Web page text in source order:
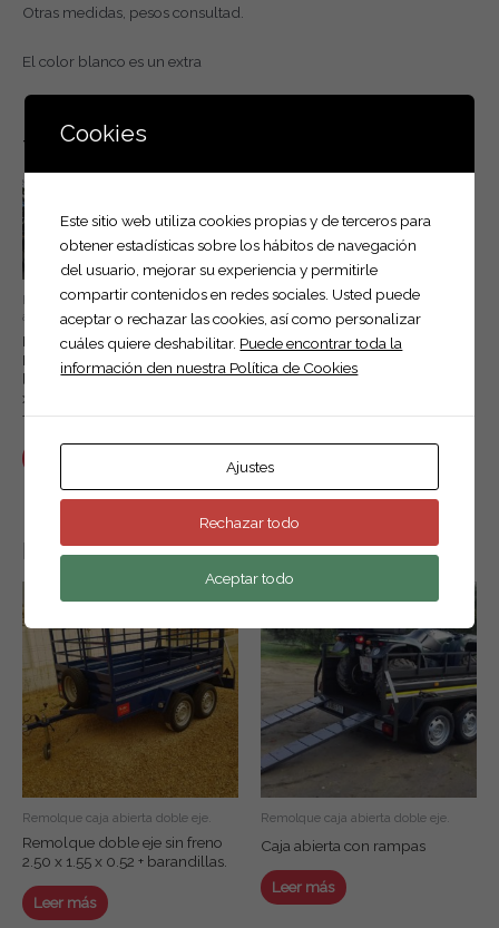
Otras medidas, pesos consultad.
El color blanco es un extra
También te recomendamos…
Remolque caja
abierta doble eje.
Remolque 2
Ejes sin freno
lateral 52, 2m
x 1.30m x 0.52
+ …
Remolque caja
abierta de 1 eje
Remolque de
1 eje Sin freno
freno. 2.30 x
Alquiler
Alquiler de
todo tipo
remolques
Productos relacionados
Remolque caja abierta doble eje.
Remolque doble eje sin freno
2.50 x 1.55 x 0.52 + barandillas.
Leer más
Remolque caja abierta doble eje.
Caja abierta con rampas
Leer más
Cookies
Este sitio web utiliza cookies propias y de terceros para
obtener estadísticas sobre los hábitos de navegación
del usuario, mejorar su experiencia y permitirle
compartir contenidos en redes sociales. Usted puede
aceptar o rechazar las cookies, así como personalizar
cuáles quiere deshabilitar. Puede encontrar toda la
información den nuestra Política de Cookies
Ajustes
Rechazar todo
Aceptar todo